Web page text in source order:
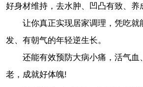
好身材维持，去水肿、凹凸有致、养
让你真正实现居家调理，凭吃就
发、有朝气的年轻逆生长。
还能有效预防大病小痛，活气血
老，成就好体魄!